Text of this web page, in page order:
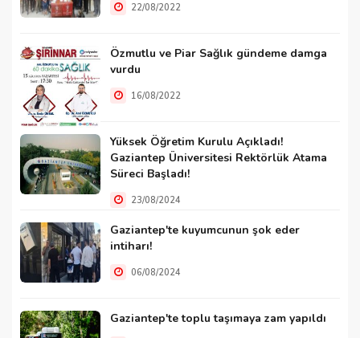
22/08/2022
Özmutlu ve Piar Sağlık gündeme damga
vurdu
16/08/2022
Yüksek Öğretim Kurulu Açıkladı!
Gaziantep Üniversitesi Rektörlük Atama
Süreci Başladı!
23/08/2024
Gaziantep'te kuyumcunun şok eder
intiharı!
06/08/2024
Gaziantep'te toplu taşımaya zam yapıldı